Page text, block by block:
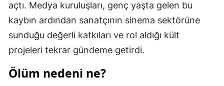
Mersin
İstanbul
İzmir
açtı. Medya kuruluşları, genç yaşta gelen bu
kaybın ardından sanatçının sinema sektörüne
sunduğu değerli katkıları ve rol aldığı kült
projeleri tekrar gündeme getirdi.
Ölüm nedeni ne?